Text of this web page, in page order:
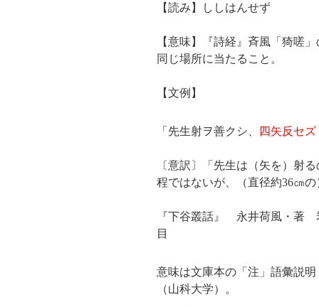
【読み】ししはんせず
【意味】『詩経』斉風「猗嗟
同じ場所に当たること。
【文例】
「先生射ヲ善クシ、 四矢反セズ
〔意訳〕「先生は（矢を）射
程ではないが、（直径約36㎝の
『下谷叢話』 永井荷風・著
目
意味は文庫本の「注」語彙説
（山科大学）。